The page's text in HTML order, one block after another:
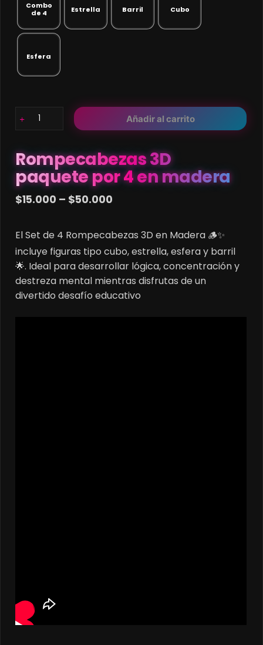
Combo
de 4
Estrella Barril Cubo
Esfera
Rompecabezas
por
4
en
madera
cantidad
Añadir al carrito
Rompecabezas 3D
paquete por 4 en madera
$15.000 – $50.000
$15.000
through
$50.000
El Set de 4 Rompecabezas 3D en Madera 🪵✨
incluye figuras tipo cubo, estrella, esfera y barril
🌟. Ideal para desarrollar lógica, concentración y
destreza mental mientras disfrutas de un
divertido desafío educativo